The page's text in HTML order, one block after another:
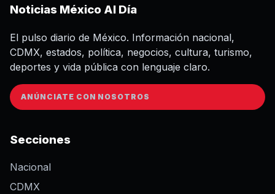
Noticias México Al Día
El pulso diario de México. Información nacional,
CDMX, estados, política, negocios, cultura, turismo,
deportes y vida pública con lenguaje claro.
ANÚNCIATE CON NOSOTROS
Secciones
Nacional
CDMX